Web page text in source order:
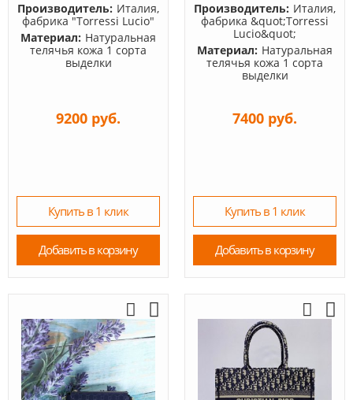
Производитель: Италия,
фабрика "Torressi Lucio"
Материал: Натуральная
телячья кожа 1 сорта
выделки
9200 руб.
Купить в 1 клик
Добавить в корзину
Производитель: Италия,
фабрика &quot;Torressi
Lucio&quot;
Материал: Натуральная
телячья кожа 1 сорта
выделки
7400 руб.
Купить в 1 клик
Добавить в корзину